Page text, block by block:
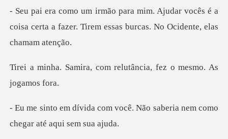
r vocês é a
coisa certa a fazer. Tirem essa
com relutância, fez o
você. Não saberia nem como
c